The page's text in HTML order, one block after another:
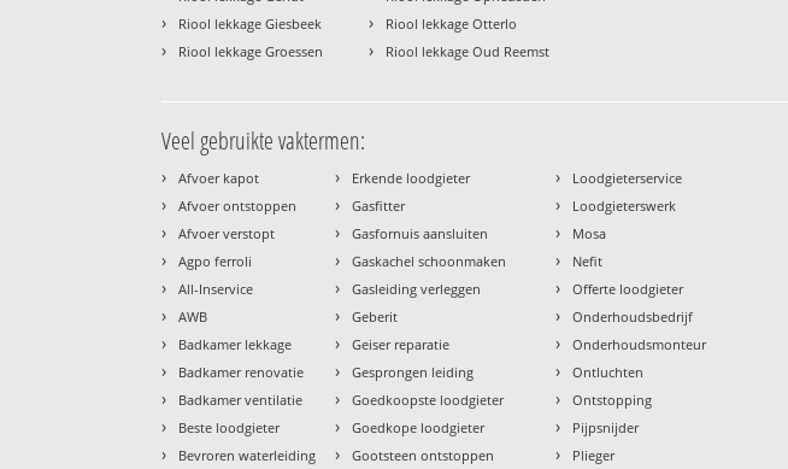
› Riool lekkage Giesbeek
› Riool lekkage Groessen
› Riool lekkage Otterlo
› Riool lekkage Oud Reemst
Veel gebruikte vaktermen:
› Afvoer kapot
› Afvoer ontstoppen
› Afvoer verstopt
› Agpo ferroli
› All-Inservice
› AWB
› Badkamer lekkage
› Badkamer renovatie
› Badkamer ventilatie
› Beste loodgieter
› Bevroren waterleiding
› Erkende loodgieter
› Gasfitter
› Gasfornuis aansluiten
› Gaskachel schoonmaken
› Gasleiding verleggen
› Geberit
› Geiser reparatie
› Gesprongen leiding
› Goedkoopste loodgieter
› Goedkope loodgieter
› Gootsteen ontstoppen
› Loodgieterservice
› Loodgieterswerk
› Mosa
› Nefit
› Offerte loodgieter
› Onderhoudsbedrijf
› Onderhoudsmonteur
› Ontluchten
› Ontstopping
› Pijpsnijder
› Plieger